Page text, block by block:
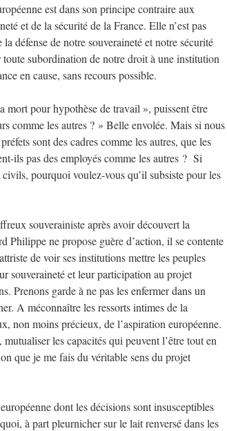
est dans son principe contraire aux
et de la sécurité de la France. Elle n’est pas
défense de notre souveraineté et notre sécurité
subordination de notre droit à une institution
en cause, sans recours possible.
pour hypothèse de travail », puissent être
comme les autres ? » Belle envolée. Mais si nous
sont des cadres comme les autres, que les
ils pas des employés comme les autres ? Si
pourquoi voulez-vous qu’il subsiste pour les
souverainiste après avoir découvert la
Philippe ne propose guère d’action, il se contente
de voir ses institutions mettre les peuples
souveraineté et leur participation au projet
Prenons garde à ne pas les enfermer dans un
A méconnaître les ressorts intimes de la
non moins précieux, de l’aspiration européenne.
les capacités qui peuvent l’être tout en
que je me fais du véritable sens du projet
dont les décisions sont insusceptibles
à part pleurnicher sur le lait renversé dans les